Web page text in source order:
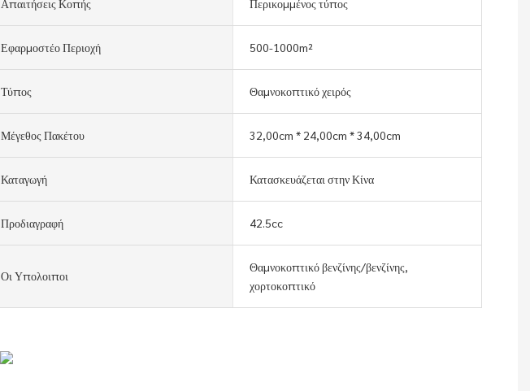
Απαιτήσεις Κοπής Περικομμένος τύπος
Εφαρμοστέο Περιοχή 500-1000m²
Τύπος Θαμνοκοπτικό χειρός
Μέγεθος Πακέτου 32,00cm * 24,00cm * 34,00cm
Καταγωγή Κατασκευάζεται στην Κίνα
Προδιαγραφή 42.5cc
Οι Υπολοιποι
Θαμνοκοπτικό βενζίνης/βενζίνης,
χορτοκοπτικό